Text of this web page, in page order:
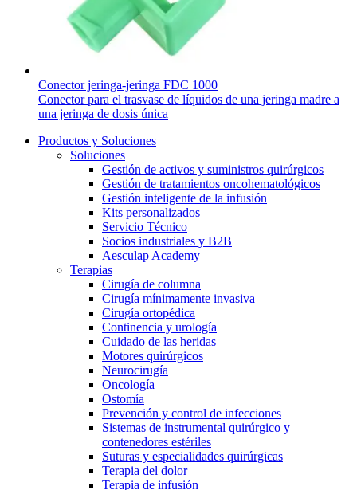
Conector jeringa-jeringa FDC 1000
Conector para el trasvase de líquidos de una jeringa madre a
una jeringa de dosis única
Productos y Soluciones
Soluciones
Gestión de activos y suministros quirúrgicos
Gestión de tratamientos oncohematológicos
Gestión inteligente de la infusión
Kits personalizados
Servicio Técnico
Socios industriales y B2B
Aesculap Academy
Terapias
Cirugía de columna
Cirugía mínimamente invasiva
Cirugía ortopédica
Continencia y urología
Cuidado de las heridas
Motores quirúrgicos
Neurocirugía
Oncología
Ostomía
Prevención y control de infecciones
Sistemas de instrumental quirúrgico y
contenedores estériles
Suturas y especialidades quirúrgicas
Terapia del dolor
Terapia de infusión